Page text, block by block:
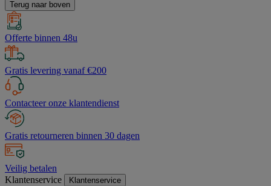
Terug naar boven
Offerte binnen 48u
Gratis levering vanaf €200
Contacteer onze klantendienst
Gratis retourneren binnen 30 dagen
Veilig betalen
Klantenservice
Klantenservice